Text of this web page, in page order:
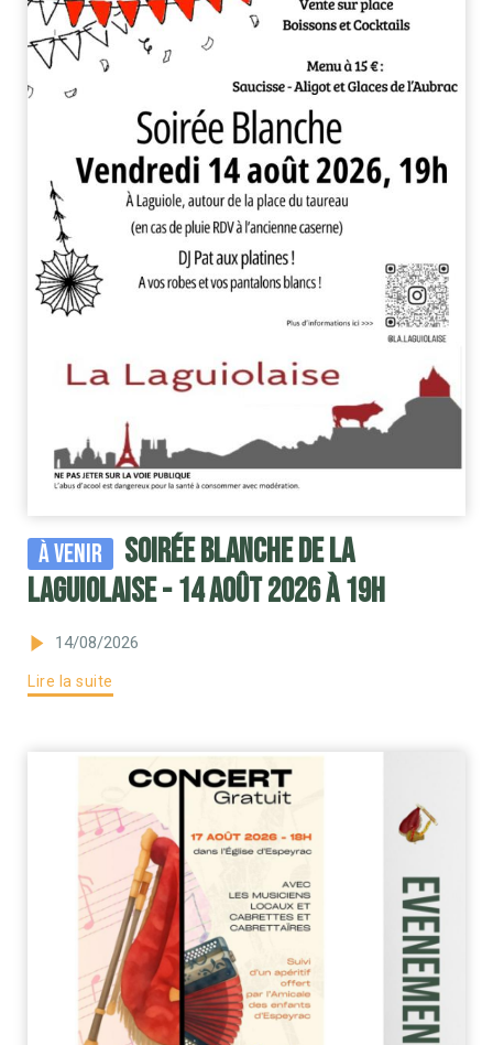
À venir
Soirée blanche de la
Laguiolaise - 14 août 2026 à 19H
14/08/2026
Lire la suite